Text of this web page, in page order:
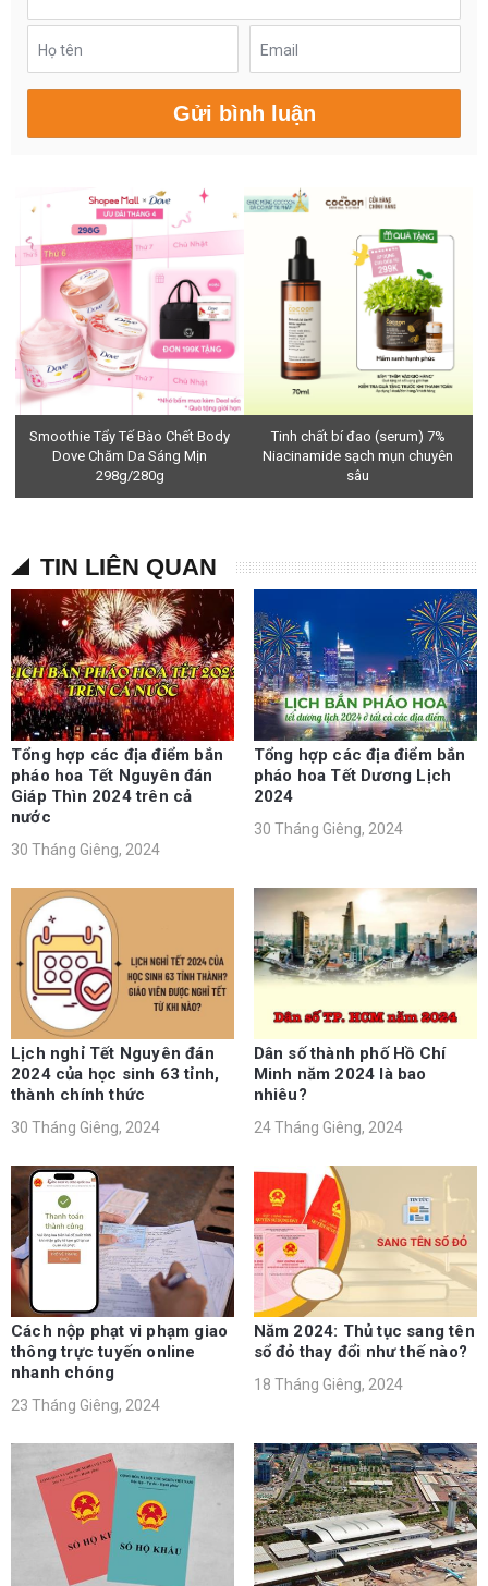
Họ tên Email
Smoothie Tẩy Tế Bào Chết Body
Dove Chăm Da Sáng Mịn
298g/280g
Tinh chất bí đao (serum) 7%
Niacinamide sạch mụn chuyên
sâu
TIN LIÊN QUAN
Tổng hợp các địa điểm bắn
pháo hoa Tết Nguyên đán
Giáp Thìn 2024 trên cả
nước
30 Tháng Giêng, 2024
Tổng hợp các địa điểm bắn
pháo hoa Tết Dương Lịch
2024
30 Tháng Giêng, 2024
Lịch nghỉ Tết Nguyên đán
2024 của học sinh 63 tỉnh,
thành chính thức
30 Tháng Giêng, 2024
Dân số thành phố Hồ Chí
Minh năm 2024 là bao
nhiêu?
24 Tháng Giêng, 2024
Cách nộp phạt vi phạm giao
thông trực tuyến online
nhanh chóng
23 Tháng Giêng, 2024
Năm 2024: Thủ tục sang tên
sổ đỏ thay đổi như thế nào?
18 Tháng Giêng, 2024